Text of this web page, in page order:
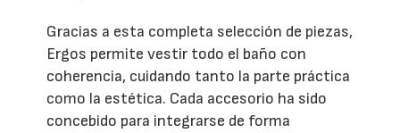
Gracias a esta completa selección de piezas,
Ergos permite vestir todo el baño con
coherencia, cuidando tanto la parte práctica
como la estética. Cada accesorio ha sido
concebido para integrarse de forma